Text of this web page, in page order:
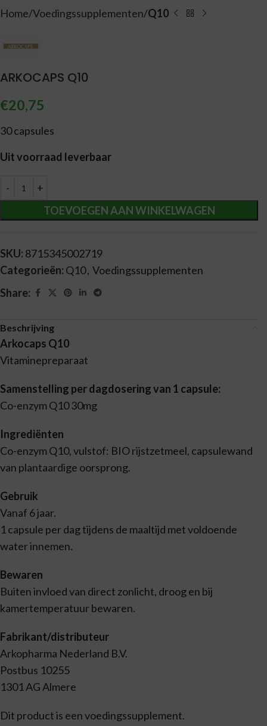
Home Voedingssupplementen Q10
ARKOCAPS Q10
€20,75
30 capsules
Uit voorraad leverbaar
TOEVOEGEN AAN WINKELWAGEN
Alternative:
SKU: 8715345002719
Categorieën: Q10, Voedingssupplementen
Share:
Beschrijving
Arkocaps Q10
Vitaminepreparaat
Samenstelling per dagdosering van 1 capsule:
Co-enzym Q10 30mg
Ingrediënten
Co-enzym Q10, vulstof: BIO rijstzetmeel, capsulewand
van plantaardige oorsprong.
Gebruik
Vanaf 6 jaar.
1 capsule per dag tijdens de maaltijd met voldoende
water innemen.
Bewaren
Buiten invloed van direct zonlicht, droog en bij
kamertemperatuur bewaren.
Fabrikant/distributeur
Arkopharma Nederland B.V.
Postbus 10255
1301 AG Almere
Dit product is een voedingssupplement.